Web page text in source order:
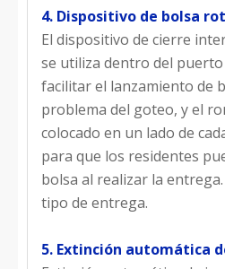
4. Dispositivo de bolsa
El dispositivo de cierre
se utiliza dentro del
facilitar el lanzamiento de
problema del goteo, y el
colocado en un lado de
para que los residentes
bolsa al realizar la
tipo de entrega.
5. Extinción automática